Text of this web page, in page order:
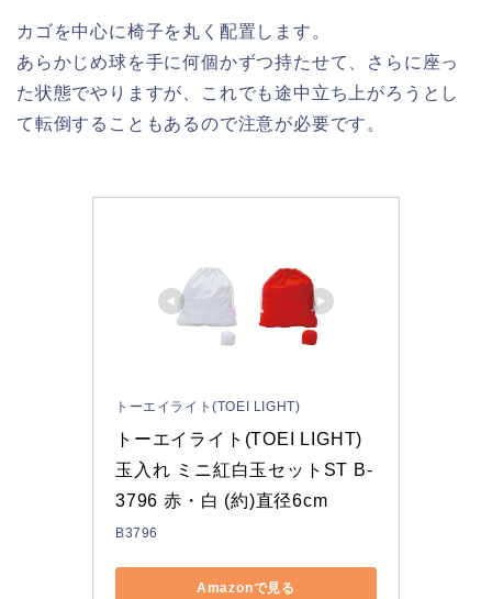
カゴを中心に椅子を丸く配置します。
あらかじめ球を手に何個かずつ持たせて、さらに座っ
た状態でやりますが、これでも途中立ち上がろうとし
て転倒することもあるので注意が必要です。
トーエイライト(TOEI LIGHT)
トーエイライト(TOEI LIGHT)
玉入れ ミニ紅白玉セットST B-
3796 赤・白 (約)直径6cm
B3796
Amazonで見る